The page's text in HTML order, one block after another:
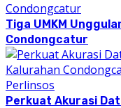
Tiga UMKM
Condongcatur
Perkuat Akurasi